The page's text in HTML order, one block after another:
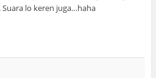
lo keren juga…haha